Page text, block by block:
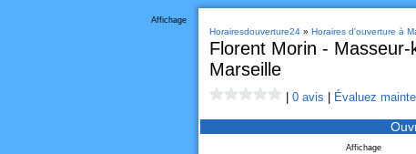
Affichage
Horairesdouverture24» Horaires d'ouverture à
Florent Morin -
Marseille
0 avis Évaluez
Affichage